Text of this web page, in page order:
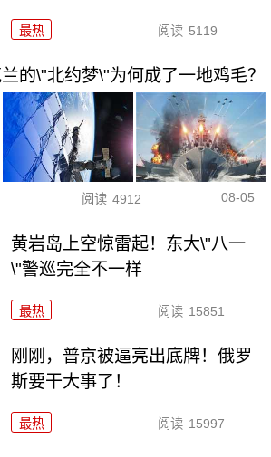
最热 阅读 5119
的\"北约梦\"为何成了一地鸡毛？
阅读 4912 08-05
黄岩岛上空惊雷起！东大\"八一
\"警巡完全不一样
最热 阅读 15851
刚刚，普京被逼亮出底牌！俄罗
斯要干大事了！
最热 阅读 15997